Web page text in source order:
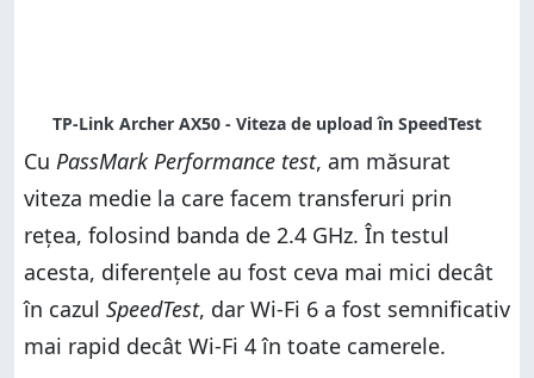
Cu PassMark Performance test, am măsurat
viteza medie la care facem transferuri prin
rețea, folosind banda de 2.4 GHz. În testul
acesta, diferențele au fost ceva mai mici decât
în cazul SpeedTest, dar Wi-Fi 6 a fost semnificativ
mai rapid decât Wi-Fi 4 în toate camerele.